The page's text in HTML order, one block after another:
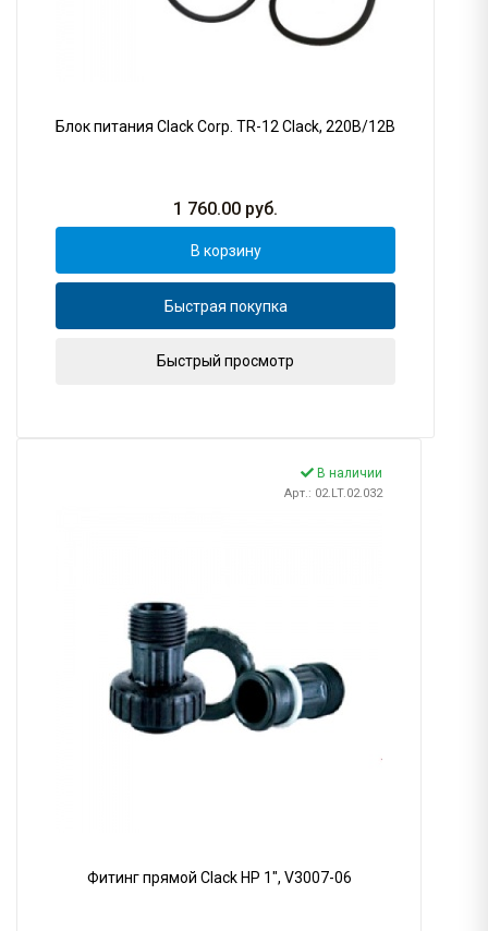
Блок питания Clack Corp. TR-12 Clack, 220В/12В
1 760.00 руб.
В корзину
Быстрая покупка
Быстрый просмотр
В наличии
Арт.: 02.LT.02.032
Фитинг прямой Clack НР 1", V3007-06